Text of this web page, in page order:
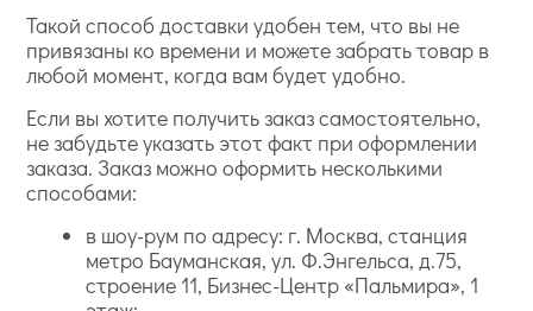
Такой способ доставки удобен тем, что вы не
привязаны ко времени и можете забрать товар в
любой момент, когда вам будет удобно.
Если вы хотите получить заказ самостоятельно,
не забудьте указать этот факт при оформлении
заказа. Заказ можно оформить несколькими
способами:
в шоу-рум по адресу: г. Москва, станция
метро Бауманская, ул. Ф.Энгельса, д.75,
строение 11, Бизнес-Центр «Пальмира», 1